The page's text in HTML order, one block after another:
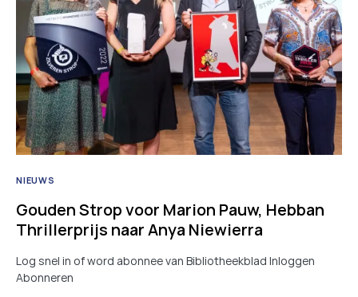
NIEUWS
Gouden Strop voor Marion Pauw, Hebban
Thrillerprijs naar Anya Niewierra
Log snel in of word abonnee van Bibliotheekblad Inloggen
Abonneren